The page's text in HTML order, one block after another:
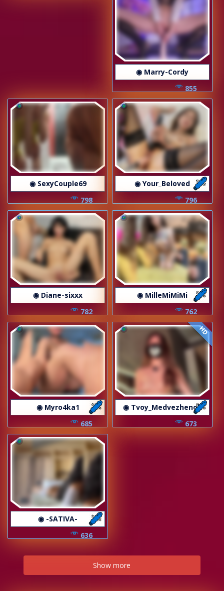
◉ Marry-Cordy
855
◉ SexyCouple69
798
◉ Your_Beloved
796
◉ Diane-sixxx
782
◉ MilleMiMiMi
762
◉ Myro4ka1
685
HD
◉ Tvoy_Medvezhenok
673
◉ -SATIVA-
636
Show more